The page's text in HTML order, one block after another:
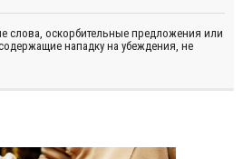
слова, оскорбительные предложения или
нападку на убеждения, не